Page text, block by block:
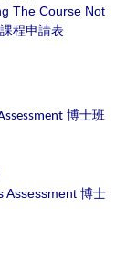
The Course Not
程申請表
博士班
Assessment 博士